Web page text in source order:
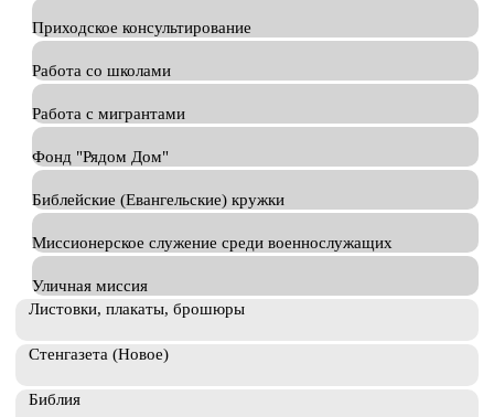
Приходское консультирование
Работа со школами
Работа с мигрантами
Фонд "Рядом Дом"
Библейские (Евангельские) кружки
Миссионерское служение среди военнослужащих
Уличная миссия
Листовки, плакаты, брошюры
Стенгазета (Новое)
Библия